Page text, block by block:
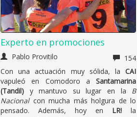
Experto en promociones
Pablo Provitilo
154
Con una actuación muy sólida, laCAI
vapuleó en Comodoro aSantamarina
(Tandil) y mantuvo su lugar en la B
Nacionalcon mucha más holgura de lo
pensado. Además, hoy en LR! la